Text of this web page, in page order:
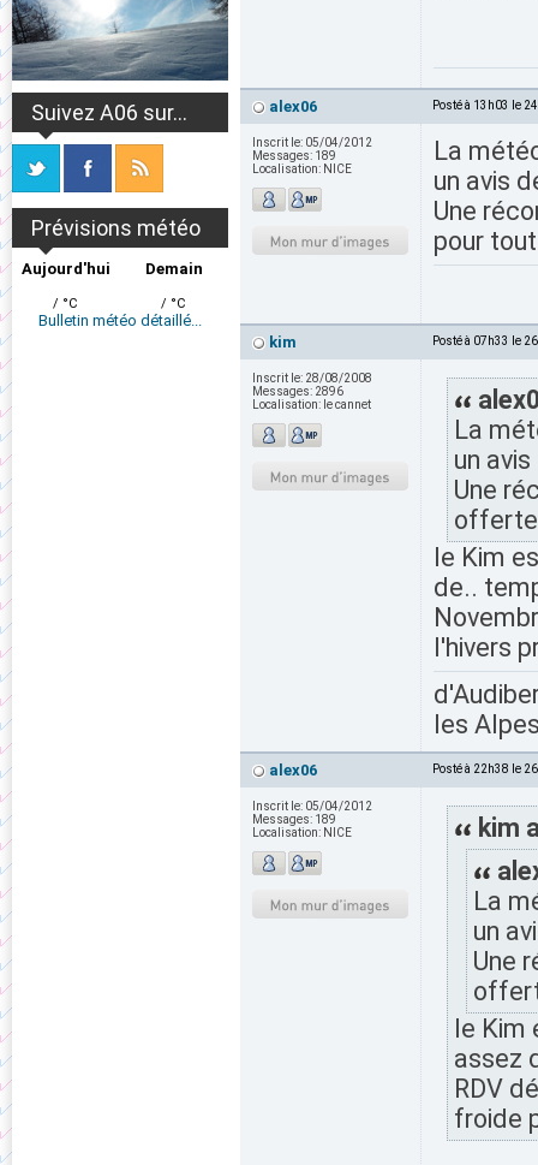
Suivez A06 sur...
Prévisions météo
Aujourd'hui
/ °C
Demain
/ °C
Bulletin météo détaillé...
alex06 Posté à 13h03 le
Inscrit le: 05/04/2012
Messages: 189
Localisation: NICE
La
un avis
Une
pour
kim Posté à 07h33 le
Inscrit le: 28/08/2008
Messages: 2896
Localisation: le cannet
La
un
Une
offerte
le Kim
de..
l'hivers
les
alex06 Posté à 22h38 le
Inscrit le: 05/04/2012
Messages: 189
Localisation: NICE
kim
La
un
Une
le Kim
assez
RDV
froide